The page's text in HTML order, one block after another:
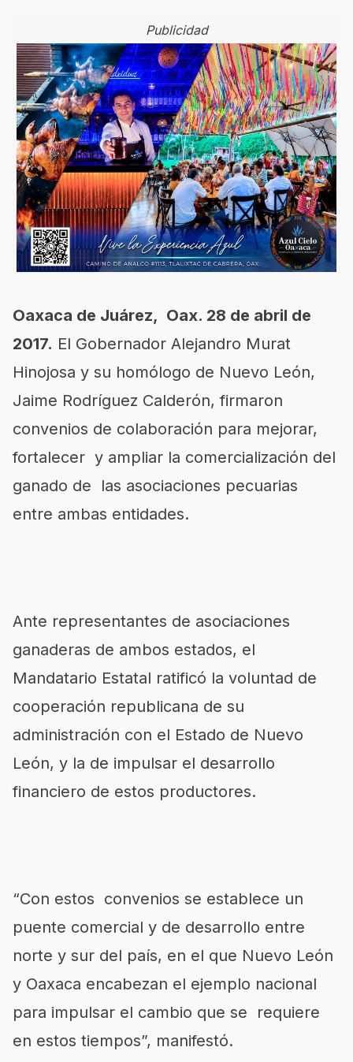
Publicidad
Oaxaca de Juárez, Oax. 28 de abril de
2017. El Gobernador Alejandro Murat
Hinojosa y su homólogo de Nuevo León,
Jaime Rodríguez Calderón, firmaron
convenios de colaboración para mejorar,
fortalecer y ampliar la comercialización del
ganado de las asociaciones pecuarias
entre ambas entidades.
Ante representantes de asociaciones
ganaderas de ambos estados, el
Mandatario Estatal ratificó la voluntad de
cooperación republicana de su
administración con el Estado de Nuevo
León, y la de impulsar el desarrollo
financiero de estos productores.
“Con estos convenios se establece un
puente comercial y de desarrollo entre
norte y sur del país, en el que Nuevo León
y Oaxaca encabezan el ejemplo nacional
para impulsar el cambio que se requiere
en estos tiempos”, manifestó.